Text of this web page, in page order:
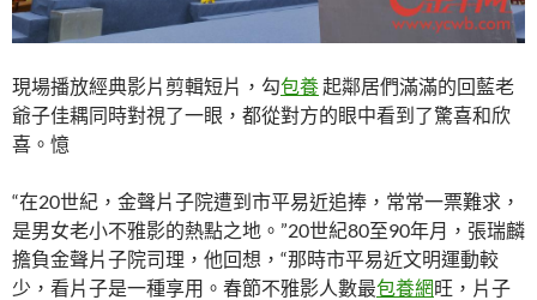
現場播放經典影片剪輯短片，勾包養起鄰居們滿滿的回藍老
爺子佳耦同時對視了一眼，都從對方的眼中看到了驚喜和欣
喜。憶
“在20世紀，金聲片子院遭到市平易近追捧，常常一票難求，
是男女老小不雅影的熱點之地。”20世紀80至90年月，張瑞麟
擔負金聲片子院司理，他回想，“那時市平易近文明運動較
少，看片子是一種享用。春節不雅影人數最包養網旺，片子